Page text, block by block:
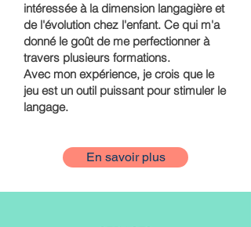
intéressée à la dimension langagière et
de l'évolution chez l'enfant. Ce qui m'a
donné le goût de me perfectionner à
travers plusieurs formations.
Avec mon expérience, je crois que le
jeu est un outil puissant pour stimuler le
langage.
En savoir plus